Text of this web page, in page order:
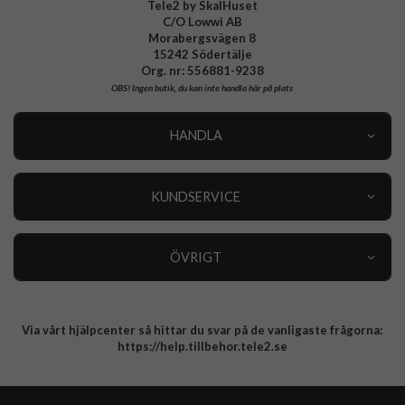
Tele2 by SkalHuset
C/O Lowwi AB
Morabergsvägen 8
15242 Södertälje
Org. nr: 556881-9238
OBS!Ingen butik, du kan inte handla här på plats
HANDLA
KUNDSERVICE
ÖVRIGT
Integritetspolicy
Via vårt hjälpcenter så hittar du svar på de vanligaste frågorna:
https://help.tillbehor.tele2.se